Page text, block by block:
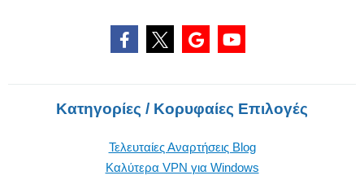
Κατηγορίες / Κορυφαίες Επιλογές
Τελευταίες Αναρτήσεις Blog
Καλύτερα VPN για Windows